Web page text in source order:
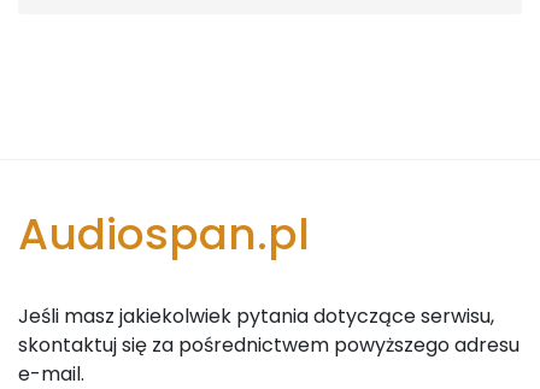
Audiospan.pl
Jeśli masz jakiekolwiek pytania dotyczące serwisu,
skontaktuj się za pośrednictwem powyższego adresu
e-mail.